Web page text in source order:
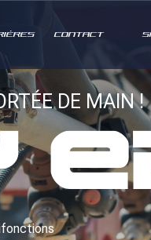
CONTACT
DE MAIN !